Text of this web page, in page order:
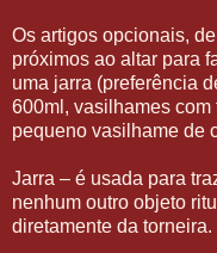
Os artigos opcionais,
próximos ao altar para
uma jarra (preferência
600ml, vasilhames com
pequeno vasilhame de
Jarra – é usada para
nenhum outro objeto
diretamente da torneira.